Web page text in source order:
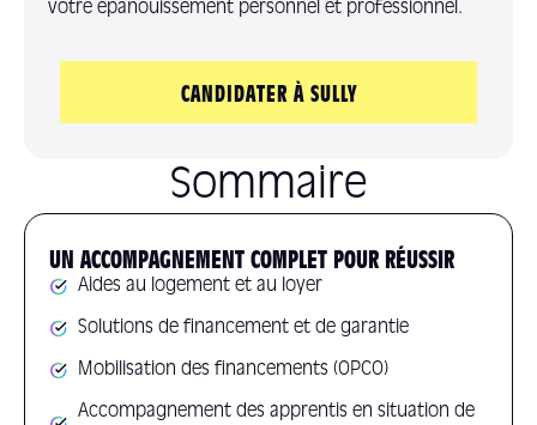
votre épanouissement personnel et professionnel.
CANDIDATER À SULLY
Sommaire
UN ACCOMPAGNEMENT COMPLET POUR RÉUSSIR
Aides au logement et au loyer
Solutions de financement et de garantie
Mobilisation des financements (OPCO)
Accompagnement des apprentis en situation de